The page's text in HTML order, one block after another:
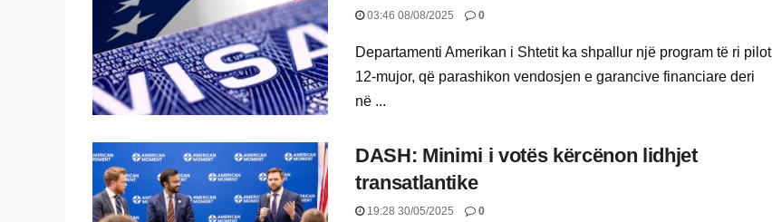
03:46 08/08/2025 0
Departamenti Amerikan i Shtetit ka shpallur një program të ri pilot
12-mujor, që parashikon vendosjen e garancive financiare deri
në ...
DASH: Minimi i votës kërcënon lidhjet
transatlantike
19:28 30/05/2025 0